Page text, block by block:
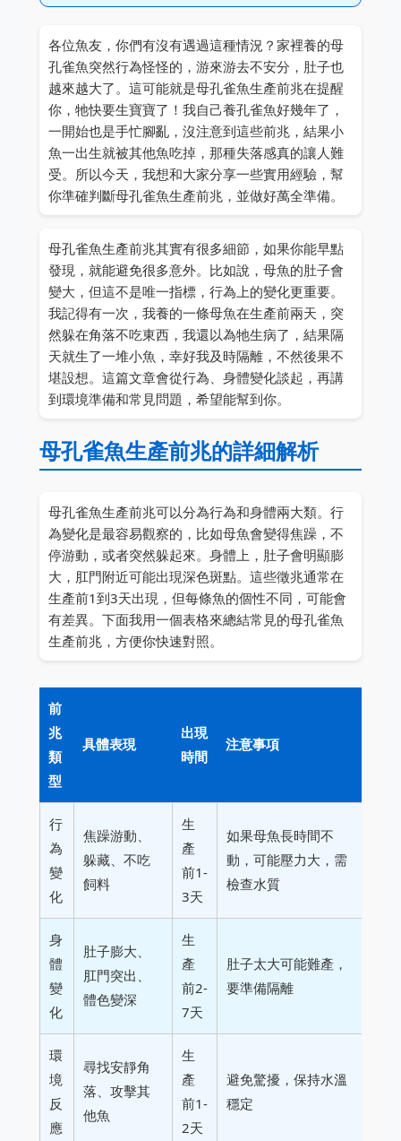
各位魚友，你們有沒有遇過這種情況？家裡養的母
孔雀魚突然行為怪怪的，游來游去不安分，肚子也
越來越大了。這可能就是母孔雀魚生產前兆在提醒
你，牠快要生寶寶了！我自己養孔雀魚好幾年了，
一開始也是手忙腳亂，沒注意到這些前兆，結果小
魚一出生就被其他魚吃掉，那種失落感真的讓人難
受。所以今天，我想和大家分享一些實用經驗，幫
你準確判斷母孔雀魚生產前兆，並做好萬全準備。
母孔雀魚生產前兆其實有很多細節，如果你能早點
發現，就能避免很多意外。比如說，母魚的肚子會
變大，但這不是唯一指標，行為上的變化更重要。
我記得有一次，我養的一條母魚在生產前兩天，突
然躲在角落不吃東西，我還以為牠生病了，結果隔
天就生了一堆小魚，幸好我及時隔離，不然後果不
堪設想。這篇文章會從行為、身體變化談起，再講
到環境準備和常見問題，希望能幫到你。
母孔雀魚生產前兆的詳細解析
母孔雀魚生產前兆可以分為行為和身體兩大類。行
為變化是最容易觀察的，比如母魚會變得焦躁，不
停游動，或者突然躲起來。身體上，肚子會明顯膨
大，肛門附近可能出現深色斑點。這些徵兆通常在
生產前1到3天出現，但每條魚的個性不同，可能會
有差異。下面我用一個表格來總結常見的母孔雀魚
生產前兆，方便你快速對照。
前
兆
類
型
具體表現
出現
時間
注意事項
行
為
變
化
焦躁游動、
躲藏、不吃
飼料
生
產
前1-
3天
如果母魚長時間不
動，可能壓力大，需
檢查水質
身
體
變
化
肚子膨大、
肛門突出、
體色變深
生
產
前2-
7天
肚子太大可能難產，
要準備隔離
環
境
反
應
尋找安靜角
落、攻擊其
他魚
生
產
前1-
2天
避免驚擾，保持水溫
穩定